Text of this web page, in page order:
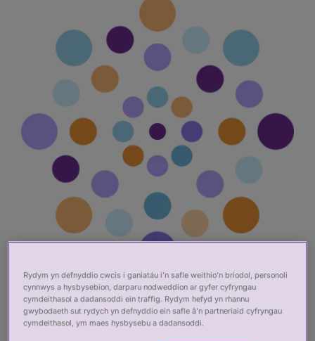
Gwirio Ymarferydd
Mae'n bwysig bod pobl sy'n gweithio ym maes
Rydym yn defnyddio cwcis i ganiatáu i’n safle weithio’n briodol, personoli
cynnwys a hysbysebion, darparu nodweddion ar gyfer cyfryngau
cymdeithasol a dadansoddi ein traffig. Rydym hefyd yn rhannu
gwybodaeth sut rydych yn defnyddio ein safle â’n partneriaid cyfryngau
cymdeithasol, ym maes hysbysebu a dadansoddi.